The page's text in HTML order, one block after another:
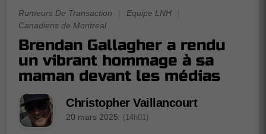
Rumeurs De Transaction Equipe LNH
Canadiens de Montreal
Brendan Gallagher a rendu
un vibrant hommage à sa
maman devant les médias
Christopher Vaillancourt
20 mars 2025 (14h01)